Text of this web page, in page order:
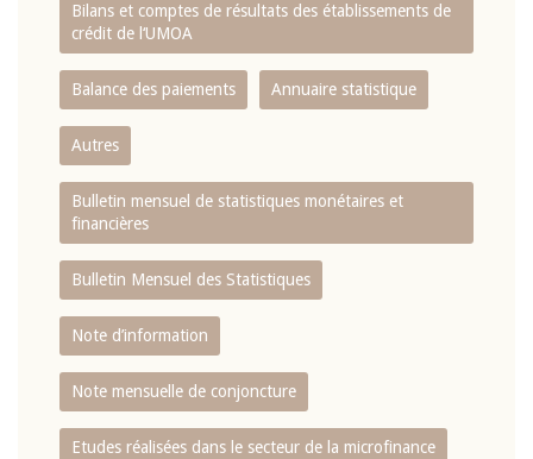
Bilans et comptes de résultats des établissements de
crédit de l‘UMOA
Balance des paiements Annuaire statistique
Autres
Bulletin mensuel de statistiques monétaires et
financières
Bulletin Mensuel des Statistiques
Note d’information
Note mensuelle de conjoncture
Etudes réalisées dans le secteur de la microfinance